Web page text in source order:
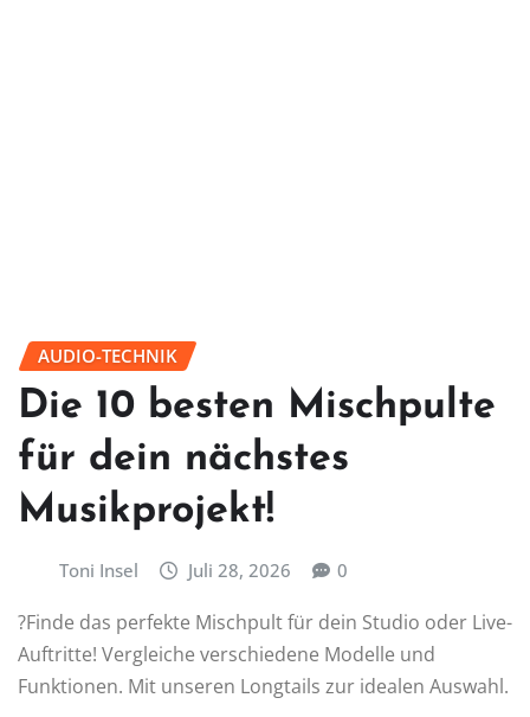
AUDIO-TECHNIK
Die 10 besten Mischpulte
für dein nächstes
Musikprojekt!
Toni Insel Juli 28, 2026 0
?️Finde das perfekte Mischpult für dein Studio oder Live-
Auftritte! Vergleiche verschiedene Modelle und
Funktionen. Mit unseren Longtails zur idealen Auswahl.